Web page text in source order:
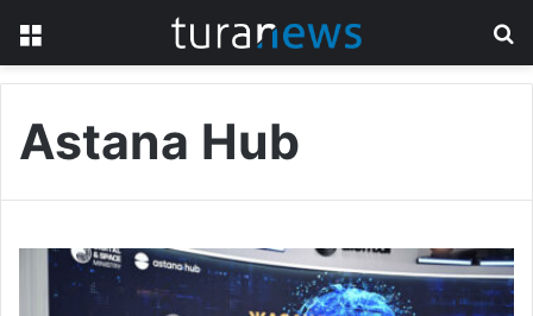
Astana Hub